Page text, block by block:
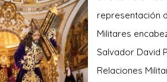
representación
Militares
Salvador David
Relaciones